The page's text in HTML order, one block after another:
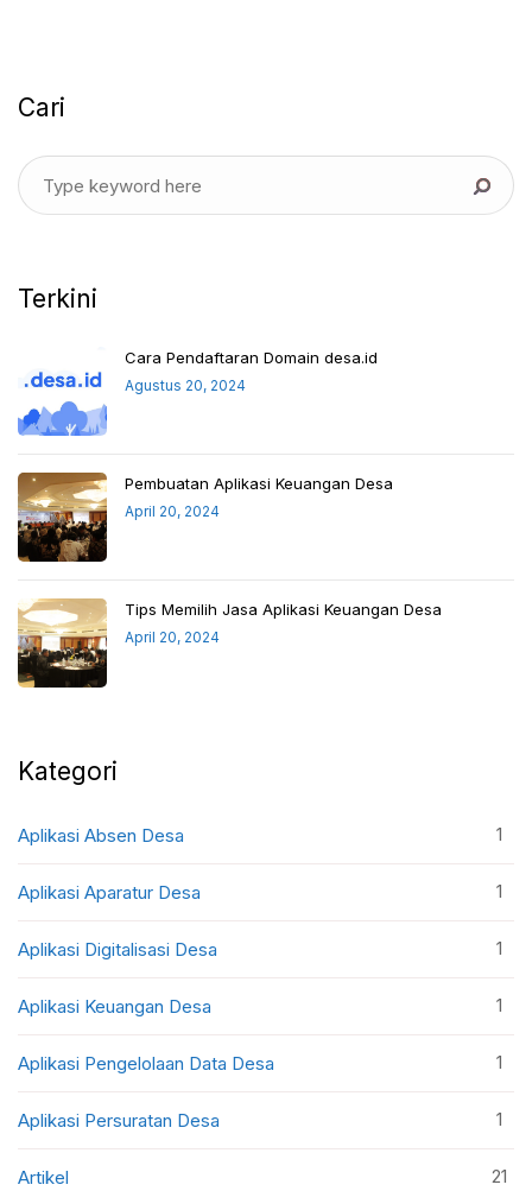
Cari
Terkini
Cara Pendaftaran Domain desa.id
Agustus 20, 2024
Pembuatan Aplikasi Keuangan Desa
April 20, 2024
Tips Memilih Jasa Aplikasi Keuangan Desa
April 20, 2024
Kategori
Aplikasi Absen Desa 1
Aplikasi Aparatur Desa 1
Aplikasi Digitalisasi Desa 1
Aplikasi Keuangan Desa 1
Aplikasi Pengelolaan Data Desa 1
Aplikasi Persuratan Desa 1
Artikel 21